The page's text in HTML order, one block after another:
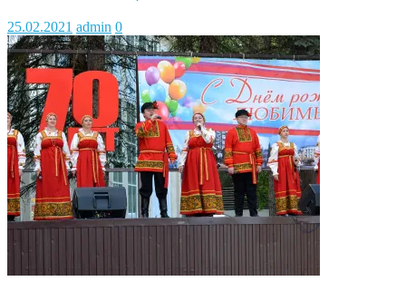
25.02.2021 admin 0